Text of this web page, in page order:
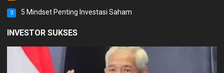
3 5 Mindset Penting Investasi Saham
INVESTOR SUKSES